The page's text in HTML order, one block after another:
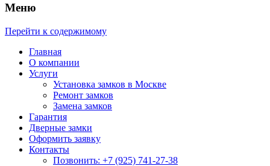
Служба вскрытия и ремонта
замков +7 (925) 741-27-38
Круглосуточно. 100% Гарантия!
Меню
Перейти к содержимому
Главная
О компании
Услуги
Установка замков в Москве
Ремонт замков
Замена замков
Гарантия
Дверные замки
Оформить заявку
Контакты
Позвонить: +7 (925) 741-27-38